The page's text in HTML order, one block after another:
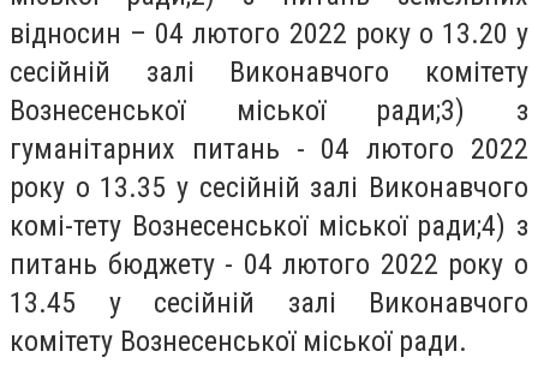
відносин – 04 лютого 2022 року о 13.20 у
сесійній залі Виконавчого комітету
Вознесенської міської ради;3) з
гуманітарних питань - 04 лютого 2022
року о 13.35 у сесійній залі Виконавчого
комі-тету Вознесенської міської ради;4) з
питань бюджету - 04 лютого 2022 року о
13.45 у сесійній залі Виконавчого
комітету Вознесенської міської ради.